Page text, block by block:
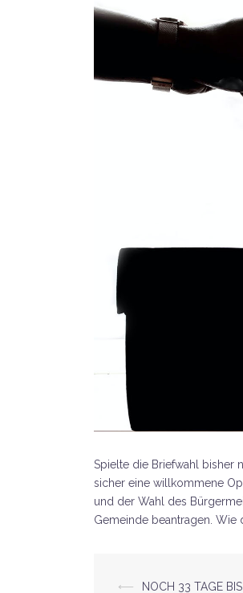
Spielte die Briefwahl bisher
sicher eine willkommene
und der Wahl des
Gemeinde beantragen. Wie
⟵ NOCH 33 TAGE